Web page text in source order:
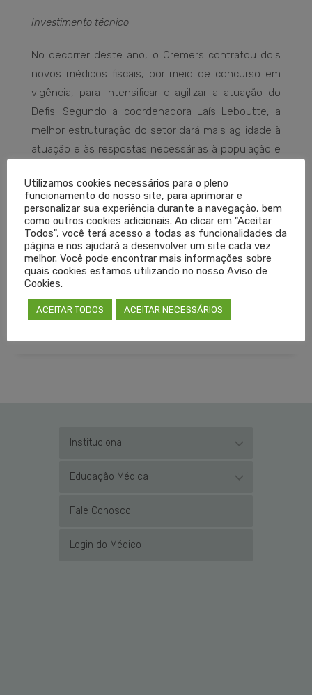
Investimento técnico
No decorrer deste ano, o Cremers contratou dois
novos médicos fiscais, por meio de concurso em
vigência, para intensificar e agilizar a atuação do
Defis. Segundo a coordenadora Laís Leboutte, a
melhor estruturação do setor dará mais agilidade à
atuação e às respostas necessárias à população e
ATENDIMENTO MÉDICO CREMERS ATENDIMENTO
FISCALIZAÇÃO MINISTÉRIO PÚBLICO CREMERS
VISTORIA EM HOSPITAL
Institucional
Educação Médica
Fale Conosco
Login do Médico
Utilizamos cookies necessários para o pleno
funcionamento do nosso site, para aprimorar e
personalizar sua experiência durante a navegação, bem
como outros cookies adicionais. Ao clicar em "Aceitar
Todos", você terá acesso a todas as funcionalidades da
página e nos ajudará a desenvolver um site cada vez
melhor. Você pode encontrar mais informações sobre
quais cookies estamos utilizando no nosso Aviso de
Cookies.
ACEITAR TODOS ACEITAR NECESSÁRIOS